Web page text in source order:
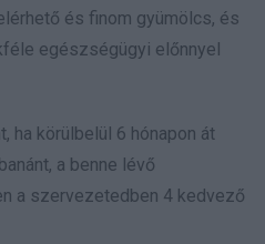
és finom gyümölcs, és
egészségügyi előnnyel
ha körülbelül 6 hónapon át
a benne lévő
a szervezetedben 4 kedvező